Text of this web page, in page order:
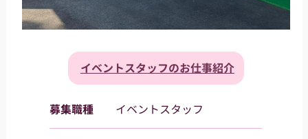
イベントスタッフのお仕事紹介
募集職種 イベントスタッフ